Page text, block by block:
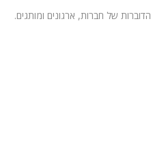
של חברות, ארגונים ומותגים.